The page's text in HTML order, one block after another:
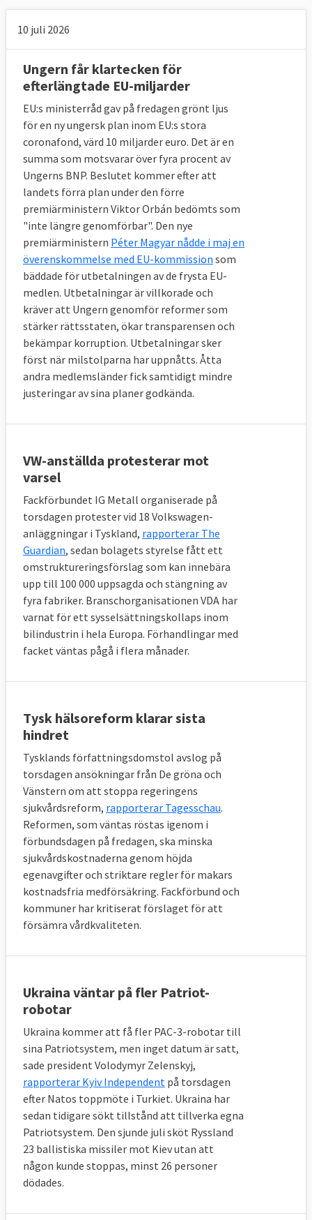
10 juli 2026
Ungern får klartecken för
efterlängtade EU-miljarder
EU:s ministerråd gav på fredagen grönt ljus
för en ny ungersk plan inom EU:s stora
coronafond, värd 10 miljarder euro. Det är en
summa som motsvarar över fyra procent av
Ungerns BNP. Beslutet kommer efter att
landets förra plan under den förre
premiärministern Viktor Orbán bedömts som
"inte längre genomförbar". Den nye
premiärministern Péter Magyar nådde i maj en
överenskommelse med EU-kommission som
bäddade för utbetalningen av de frysta EU-
medlen. Utbetalningar är villkorade och
kräver att Ungern genomför reformer som
stärker rättsstaten, ökar transparensen och
bekämpar korruption. Utbetalningar sker
först när milstolparna har uppnåtts. Åtta
andra medlemsländer fick samtidigt mindre
justeringar av sina planer godkända.
VW-anställda protesterar mot
varsel
Fackförbundet IG Metall organiserade på
torsdagen protester vid 18 Volkswagen-
anläggningar i Tyskland, rapporterar The
Guardian, sedan bolagets styrelse fått ett
omstruktureringsförslag som kan innebära
upp till 100 000 uppsagda och stängning av
fyra fabriker. Branschorganisationen VDA har
varnat för ett sysselsättningskollaps inom
bilindustrin i hela Europa. Förhandlingar med
facket väntas pågå i flera månader.
Tysk hälsoreform klarar sista
hindret
Tysklands författningsdomstol avslog på
torsdagen ansökningar från De gröna och
Vänstern om att stoppa regeringens
sjukvårdsreform, rapporterar Tagesschau.
Reformen, som väntas röstas igenom i
förbundsdagen på fredagen, ska minska
sjukvårdskostnaderna genom höjda
egenavgifter och striktare regler för makars
kostnadsfria medförsäkring. Fackförbund och
kommuner har kritiserat förslaget för att
försämra vårdkvaliteten.
Ukraina väntar på fler Patriot-
robotar
Ukraina kommer att få fler PAC-3-robotar till
sina Patriotsystem, men inget datum är satt,
sade president Volodymyr Zelenskyj,
rapporterar Kyiv Independent på torsdagen
efter Natos toppmöte i Turkiet. Ukraina har
sedan tidigare sökt tillstånd att tillverka egna
Patriotsystem. Den sjunde juli sköt Ryssland
23 ballistiska missiler mot Kiev utan att
någon kunde stoppas, minst 26 personer
dödades.